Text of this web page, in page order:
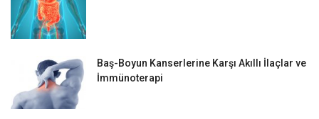
Baş-Boyun Kanserlerine Karşı Akıllı İlaçlar ve
İmmünoterapi